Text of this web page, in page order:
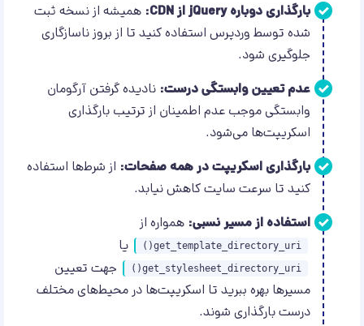
بارگذاری دوباره jQuery از CDN:
همیشه از نسخه ثبت
شده توسط وردپرس استفاده کنید تا از بروز ناسازگاری
جلوگیری شود.
عدم تعیین وابستگی درست: نادیده گرفتن آرگومان
وابستگی موجب عدم اطمینان از ترتیب بارگذاری
اسکریپت‌ها می‌شود.
بارگذاری اسکریپت در همه صفحات: از شرط‌ها استفاده
کنید تا سرعت سایت کاهش نیابد.
استفاده از مسیر نسبی: همواره از
get_template_directory_uri() یا
get_stylesheet_directory_uri()
جهت تعیین
مسیرها بهره ببرید تا اسکریپت‌ها در محیط‌های مختلف
درست بارگذاری شوند.